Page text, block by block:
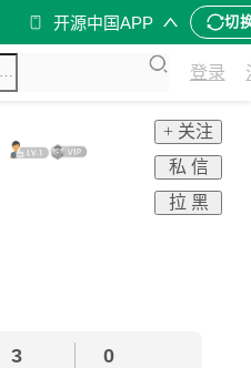
开源中国APP 切
登录
+ 关注
私 信
拉 黑
3 0